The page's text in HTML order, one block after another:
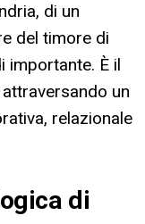
di un
del timore di
importante. È il
un
relazionale
di